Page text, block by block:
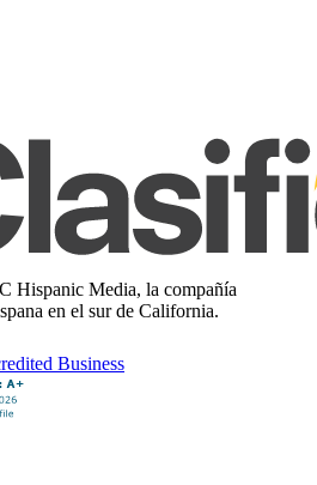
Hispanic Media, la compañía
en el sur de California.
Business